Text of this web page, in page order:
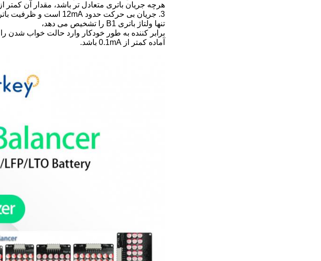
هرچه جریان باتری متعادل تر باشد، مقدار آن کمتر از 0.1mA است.و دقت ولتاژ تعادل در 5mv است!
تنها ولتاژ باتری B1 را تشخیص می دهد،
آماده کمتر از 0.1mA باشد.